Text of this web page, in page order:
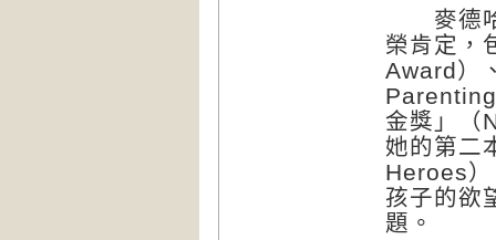
麥德哈
榮肯定，
Award）
金獎」（
她的第二
Heroes
孩子的欲
題。